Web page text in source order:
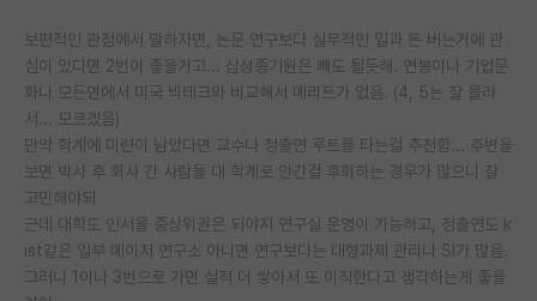
보편적인 관점에서 말하자면, 논문 연구보다 실무적인 일과 돈 버는거에 관
심이 있다면 2번이 좋을거고... 삼성종기원은 빼도 될듯해. 연봉이나 기업문
화나 모든면에서 미국 빅테크와 비교해서 메리트가 없음. (4, 5는 잘 몰라
서... 모르겠음)
만약 학계에 미련이 남았다면 교수나 정출연 루트를 타는걸 추천함... 주변을
보면 박사 후 회사 간 사람들 대 학계로 안간걸 후회하는 경우가 많으니 잘
고민해야되
근데 대학도 인서울 중상위권은 되야지 연구실 운영이 가능하고, 정출연도 k
ist같은 일부 메이저 연구소 아니면 연구보다는 대형과제 관리나 SI가 많음.
그러니 1이나 3번으로 가면 실적 더 쌓아서 또 이직한다고 생각하는게 좋을